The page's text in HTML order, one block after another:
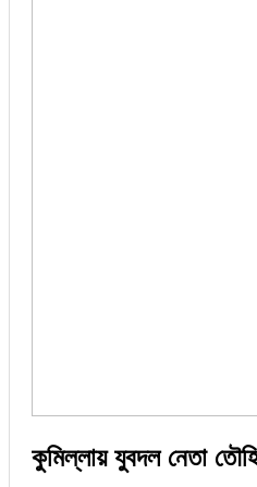
কুমিল্লায় যুবদল নেতা